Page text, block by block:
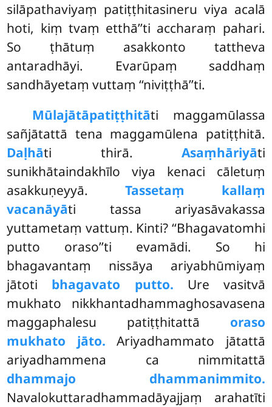
silāpathaviyaṃ patiṭṭhitasineru viya acalā
hoti, kiṃ tvaṃ etthā’’ti accharaṃ pahari.
So ṭhātuṃ asakkonto tattheva
antaradhāyi. Evarūpaṃ saddhaṃ
sandhāyetaṃ vuttaṃ ‘‘niviṭṭhā’’ti.
Mūlajātāpatiṭṭhitāti maggamūlassa
sañjātattā tena maggamūlena patiṭṭhitā.
Daḷhāti thirā. Asaṃhāriyāti
sunikhātaindakhīlo viya kenaci cāletuṃ
asakkuṇeyyā. Tassetaṃ kallaṃ
vacanāyāti tassa ariyasāvakassa
yuttametaṃ vattuṃ. Kinti? ‘‘Bhagavatomhi
putto oraso’’ti evamādi. So hi
bhagavantaṃ nissāya ariyabhūmiyaṃ
jātoti bhagavato putto. Ure vasitvā
mukhato nikkhantadhammaghosavasena
maggaphalesu patiṭṭhitattā oraso
mukhato jāto. Ariyadhammato jātattā
ariyadhammena ca nimmitattā
dhammajo dhammanimmito.
Navalokuttaradhammadāyajjaṃ arahatīti